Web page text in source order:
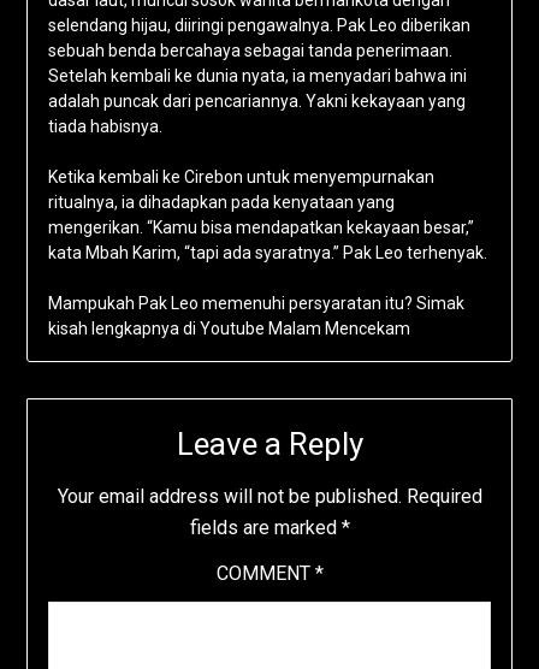
selendang hijau, diiringi pengawalnya. Pak Leo diberikan
sebuah benda bercahaya sebagai tanda penerimaan.
Setelah kembali ke dunia nyata, ia menyadari bahwa ini
adalah puncak dari pencariannya. Yakni kekayaan yang
tiada habisnya.
Ketika kembali ke Cirebon untuk menyempurnakan
ritualnya, ia dihadapkan pada kenyataan yang
mengerikan. “Kamu bisa mendapatkan kekayaan besar,”
kata Mbah Karim, “tapi ada syaratnya.” Pak Leo terhenyak.
Mampukah Pak Leo memenuhi persyaratan itu? Simak
kisah lengkapnya di Youtube Malam Mencekam
Leave a Reply
Your email address will not be published. Required
fields are marked *
COMMENT *